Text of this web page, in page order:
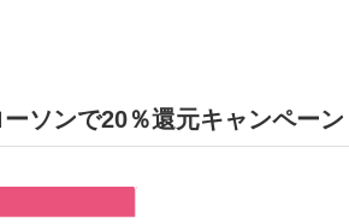
ソンで20％還元キャンペーン